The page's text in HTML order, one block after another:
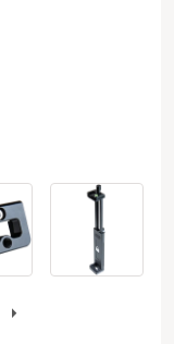
arrow_right